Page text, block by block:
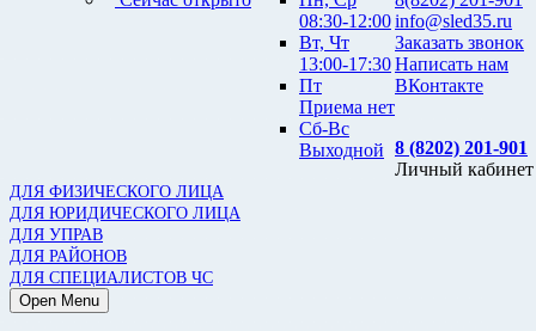
08:30-12:00
Вт, Чт
13:00-17:30
Пт
Приема нет
Сб-Вс
Выходной
info@sled35.ru
Заказать звонок
Написать нам
ВКонтакте
8 (8202) 201-901
Личный кабинет
ДЛЯ ФИЗИЧЕСКОГО ЛИЦА
ДЛЯ ЮРИДИЧЕСКОГО ЛИЦА
ДЛЯ УПРАВ
ДЛЯ РАЙОНОВ
ДЛЯ СПЕЦИАЛИСТОВ ЧС
Open Menu